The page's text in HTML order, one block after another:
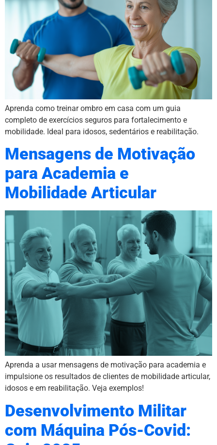
Aprenda como treinar ombro em casa com um guia
completo de exercícios seguros para fortalecimento e
mobilidade. Ideal para idosos, sedentários e reabilitação.
Mensagens de Motivação
para Academia e
Mobilidade Articular
Aprenda a usar mensagens de motivação para academia e
impulsione os resultados de clientes de mobilidade articular,
idosos e em reabilitação. Veja exemplos!
Desenvolvimento Militar
com Máquina Pós-Covid: